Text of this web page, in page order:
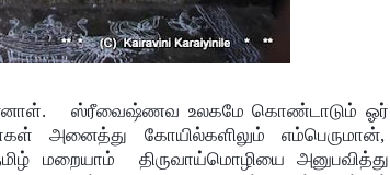
ஸ்ரீவைஷ்ணவ உலகமே கொண்டாடும் ஓர்
அனைத்து கோயில்களிலும் எம்பெருமான்,
மறையாம் திருவாய்மொழியை அனுபவித்து